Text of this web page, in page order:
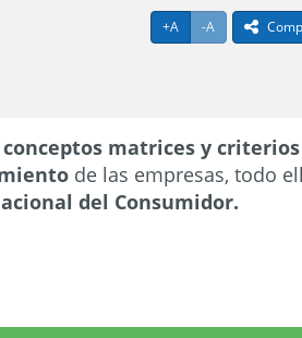
+A Agrandar texto
-A Achicar texto
conceptos matrices y criterios
de las empresas, todo
del Consumidor.